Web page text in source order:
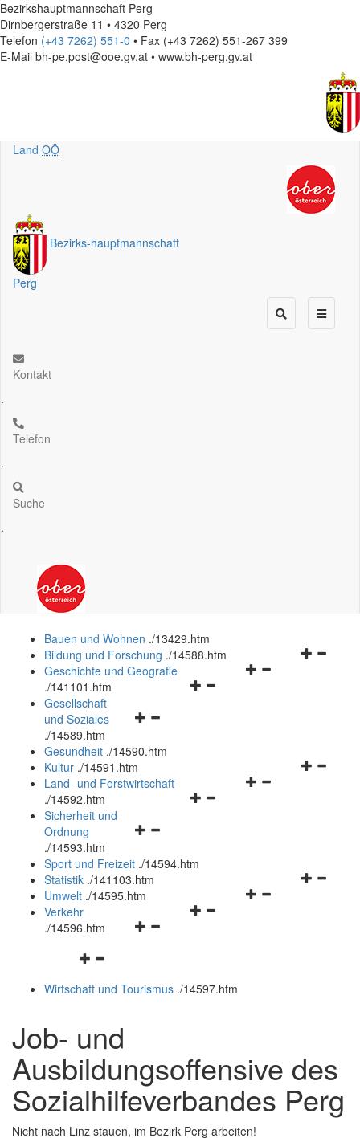
Bezirkshauptmannschaft Perg
Dirnbergerstraße 11 • 4320 Perg
Telefon (+43 7262) 551-0 • Fax (+43 7262) 551-267 399
E-Mail bh-pe.post@ooe.gv.at • www.bh-perg.gv.at
Land OÖ
Bezirks-hauptmannschaft
Perg
Kontakt
.
Telefon
.
Suche
.
Bauen und Wohnen ./13429.htm
Navigationsmenü
Bildung und Forschung ./14588.htm
Navigationsmenü
Geschichte und Geografie
./141101.htm
Navigationsmenü
und
schließen
Gesellschaft
und Soziales
./14589.htm
Gesundheit ./14590.htm
Navigationsmenü
Kultur ./14591.htm
Navigationsmenü
Land- und Forstwirtschaft
./14592.htm
Navigationsmenü
und
schließen
Sicherheit und
Ordnung
./14593.htm
Sport und Freizeit ./14594.htm
Navigationsmenü
Statistik ./141103.htm
Navigationsmenü
Umwelt ./14595.htm
Navigationsmenü
Verkehr
./14596.htm
Navigationsmenü
und
Wirtschaft und Tourismus ./14597.htm
Job- und
Ausbildungsoffensive des
Sozialhilfeverbandes Perg
Nicht nach Linz stauen, im Bezirk Perg arbeiten!